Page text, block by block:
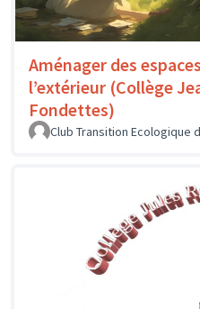
Aménager des
l’extérieur (Collège
Fondettes)
Club Transition Ecologique